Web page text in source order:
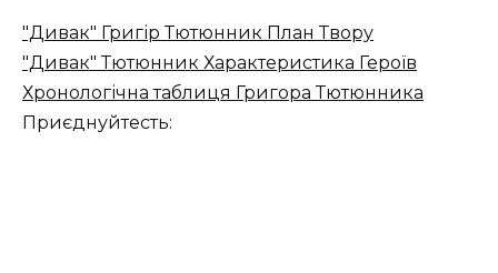
"Дивак" Григір Тютюнник План Твору
"Дивак" Тютюнник Характеристика Героїв
Хронологічна таблиця Григора Тютюнника
Приєднуйтесть: